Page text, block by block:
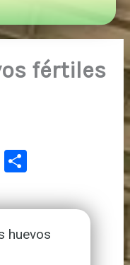
fértiles
W
m
p
huevos